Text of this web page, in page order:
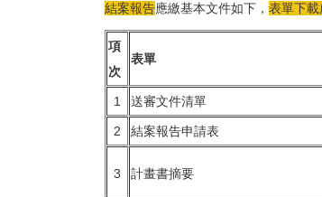
結案報告應繳基本文件如下， 表單下載
項
次
表單
1 送審文件清單
2 結案報告申請表
3 計畫書摘要